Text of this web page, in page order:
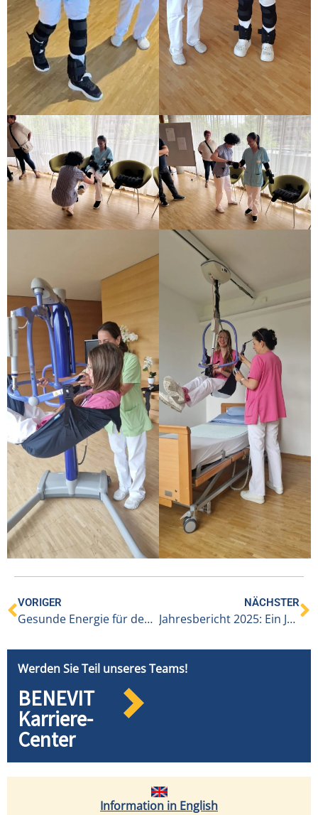
VORIGER
Gesunde Energie für den Arbeitsalltag: Erfolgreicher Workshop im BENEVIT Sozialzentrum Satteins-Jagdberg
NÄCHSTER
Jahresbericht 2025: Ein Jahr zwischen Stabilität und Veränderung
Werden Sie Teil unseres Teams!
BENEVIT
Karriere-
Center
Information in English